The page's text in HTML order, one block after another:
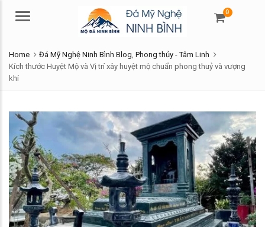
Menu
0
Home Đá Mỹ Nghệ Ninh Bình Blog Phong thủy - Tâm Linh
Kích thước Huyệt Mộ và Vị trí xây huyệt mộ chuẩn phong thuỷ và vượng
khí